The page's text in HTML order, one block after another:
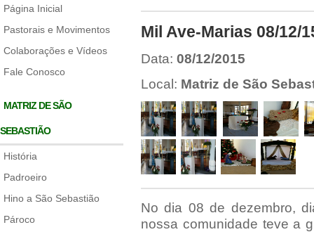
Página Inicial
Pastorais e Movimentos
Colaborações e Vídeos
Fale Conosco
MATRIZ DE SÃO
SEBASTIÃO
História
Padroeiro
Hino a São Sebastião
Pároco
Mil Ave-Marias 08/12/
Data: 08/12/2015
Local: Matriz de São
No dia 08 de dezembro,
nossa comunidade teve a